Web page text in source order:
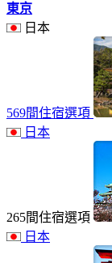
東京
日本
569間住宿選項
日本
265間住宿選項
日本